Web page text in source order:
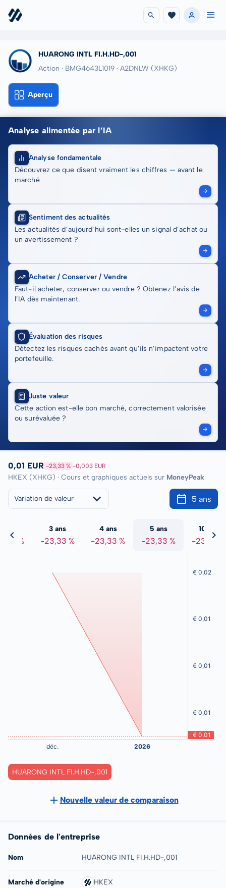
HUARONG INTL FI.H.HD-,001
Action · BMG4643L1019 · A2DNLW (XHKG)
Aperçu
Analyse alimentée par l’IA
Analyse fondamentale
Découvrez ce que disent vraiment les chiffres — avant le
marché
Sentiment des actualités
Les actualités d’aujourd’hui sont-elles un signal d’achat ou
un avertissement ?
Acheter / Conserver / Vendre
Faut-il acheter, conserver ou vendre ? Obtenez l’avis de
l’IA dès maintenant.
Évaluation des risques
Détectez les risques cachés avant qu’ils n’impactent votre
portefeuille.
Juste valeur
Cette action est-elle bon marché, correctement valorisée
ou surévaluée ?
0,01 EUR -23,33 % -0,003 EUR
HKEX (XHKG) · Cours et graphiques actuels sur MoneyPeak
Variation de valeur 5 ans
%
3 ans
-23,33 %
4 ans
-23,33 %
5 ans
-23,33 %
10 ans
-23,33 %
HUARONG INTL FI.H.HD-,001
Nouvelle valeur de comparaison
Données de l'entreprise
Nom HUARONG INTL FI.H.HD-,001
Marché d'origine HKEX